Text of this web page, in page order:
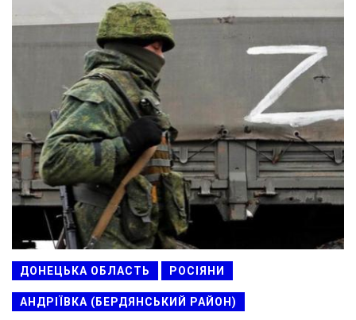
ДОНЕЦЬКА ОБЛАСТЬ РОСІЯНИ
АНДРІЇВКА (БЕРДЯНСЬКИЙ РАЙОН)